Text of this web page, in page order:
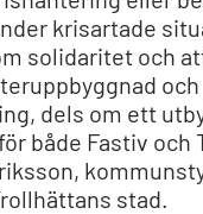
krisartade
solidaritet och
och
dels om ett
både Fastiv och
stad.